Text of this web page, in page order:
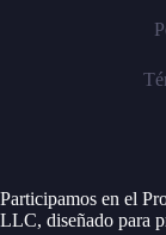
Participamos en el
LLC, diseñado para